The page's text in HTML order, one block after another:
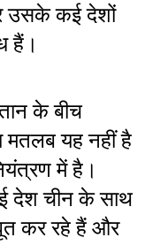
उसके कई देशों
हैं।
के बीच
मतलब यह नहीं है
में है।
देश चीन के साथ
कर रहे हैं और